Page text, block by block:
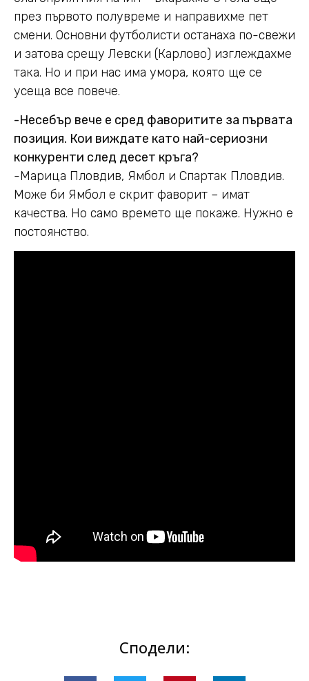
през първото полувреме и направихме пет
смени. Основни футболисти останаха по-свежи
и затова срещу Левски (Карлово) изглеждахме
така. Но и при нас има умора, която ще се
усеща все повече.
-Несебър вече е сред фаворитите за първата
позиция. Кои виждате като най-сериозни
конкуренти след десет кръга?
-Марица Пловдив, Ямбол и Спартак Пловдив.
Може би Ямбол е скрит фаворит – имат
качества. Но само времето ще покаже. Нужно е
постоянство.
Сподели: